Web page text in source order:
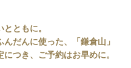
ともに。
だんに使った、「鎌倉山」
つき、ご予約はお早めに。